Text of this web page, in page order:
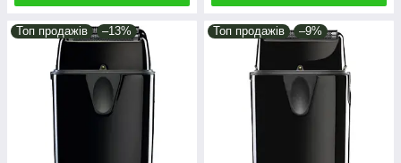
Топ продажів –13% Топ продажів –9%